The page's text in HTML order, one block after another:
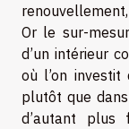
Or le sur-
d’un intérieur
où l’on investit
plutôt que dans
d’autant plus